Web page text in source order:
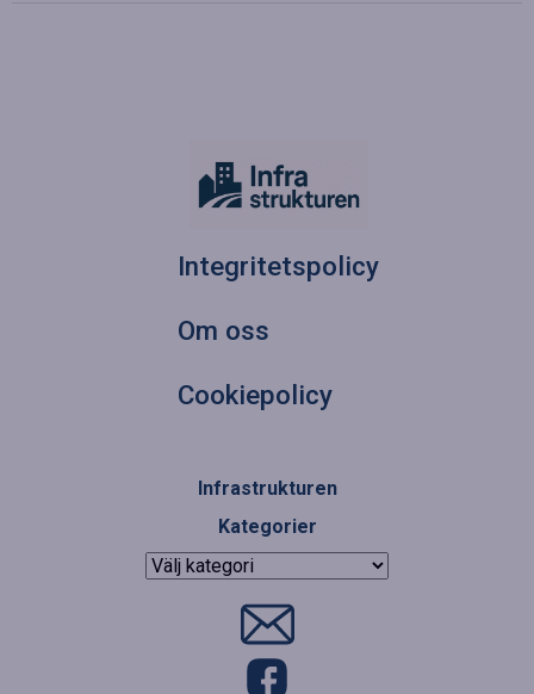
Integritetspolicy
Om oss
Cookiepolicy
Infrastrukturen
Kategorier
Kategorier